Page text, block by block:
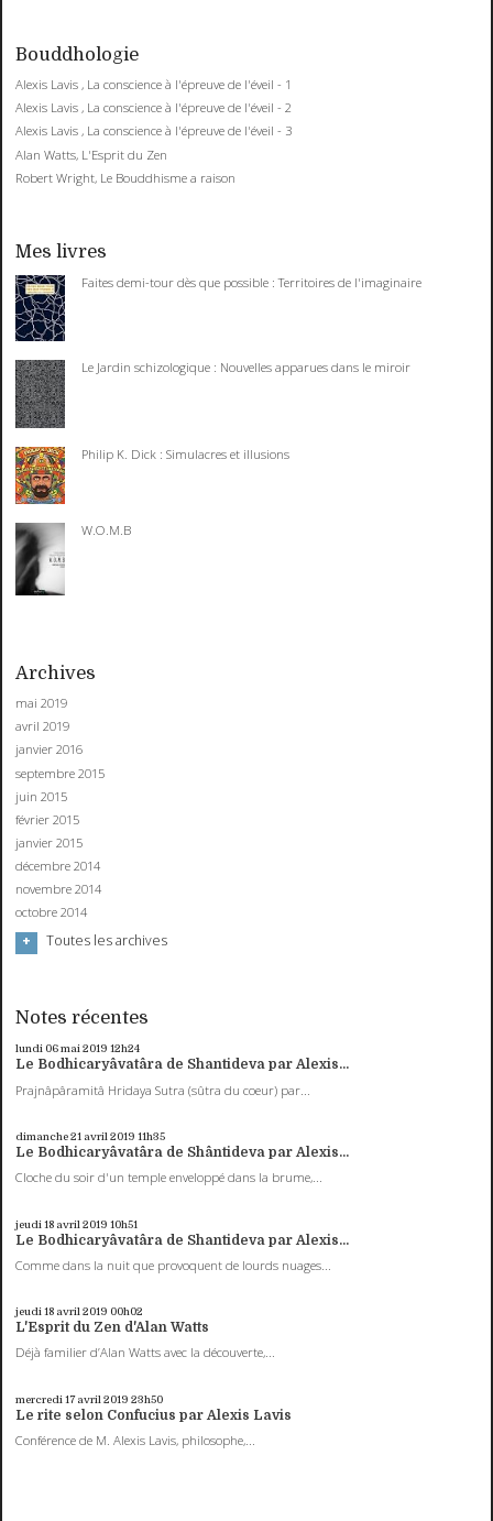
Bouddhologie
Alexis Lavis , La conscience à l'épreuve de l'éveil - 1
Alexis Lavis , La conscience à l'épreuve de l'éveil - 2
Alexis Lavis , La conscience à l'épreuve de l'éveil - 3
Alan Watts, L'Esprit du Zen
Robert Wright, Le Bouddhisme a raison
Mes livres
Faites demi-tour dès que possible : Territoires de l'imaginaire
Le Jardin schizologique : Nouvelles apparues dans le miroir
Philip K. Dick : Simulacres et illusions
W.O.M.B
Archives
mai 2019
avril 2019
janvier 2016
septembre 2015
juin 2015
février 2015
janvier 2015
décembre 2014
novembre 2014
octobre 2014
Toutes les archives
Notes récentes
lundi 06mai 2019 12h24
Le Bodhicaryâvatâra de Shantideva par Alexis...
Prajnâpâramitâ Hridaya Sutra (sûtra du coeur) par...
dimanche 21 avril 2019 11h35
Le Bodhicaryâvatâra de Shântideva par Alexis...
Cloche du soir d'un temple enveloppé dans la brume,...
jeudi 18 avril 2019 10h51
Le Bodhicaryâvatâra de Shantideva par Alexis...
Comme dans la nuit que provoquent de lourds nuages...
jeudi 18 avril 2019 00h02
L'Esprit du Zen d'Alan Watts
Déjà familier d’Alan Watts avec la découverte,...
mercredi 17 avril 2019 23h50
Le rite selon Confucius par Alexis Lavis
Conférence de M. Alexis Lavis, philosophe,...